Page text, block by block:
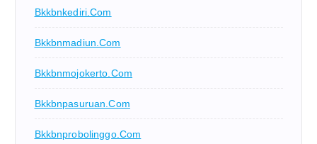
Bkkbnkediri.com
Bkkbnmadiun.com
Bkkbnmojokerto.com
Bkkbnpasuruan.com
Bkkbnprobolinggo.com